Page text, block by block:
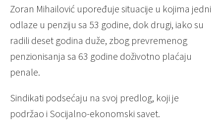
Zoran Mihailović upoređuje situacije u kojima jedni
odlaze u penziju sa 53 godine, dok drugi, iako su
radili deset godina duže, zbog prevremenog
penzionisanja sa 63 godine doživotno plaćaju
penale.
Sindikati podsećaju na svoj predlog, koji je
podržao i Socijalno-ekonomski savet.